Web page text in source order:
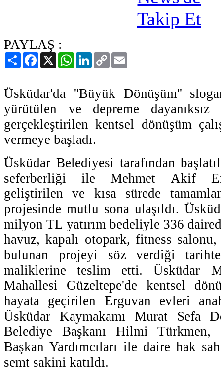
PAYLAŞ :
PaylaşFacebook
X WhatsAppLinkedIn
Copy
Link
Üsküdar'da ''Büyük Dönüşüm''
yürütülen ve depreme dayanıksız
gerçekleştirilen kentsel dönüşüm
vermeye başladı.
Üsküdar Belediyesi tarafından
seferberliği ile Mehmet Akif
geliştirilen ve kısa sürede
projesinde mutlu sona ulaşıldı.
milyon TL yatırım bedeliyle 336
havuz, kapalı otopark, fitness
bulunan projeyi söz verdiği
maliklerine teslim etti. Üsküdar
Mahallesi Güzeltepe'de kentsel
hayata geçirilen Erguvan evleri
Üsküdar Kaymakamı Murat Sefa
Belediye Başkanı Hilmi Türkmen,
Başkan Yardımcıları ile daire hak
semt sakini katıldı.